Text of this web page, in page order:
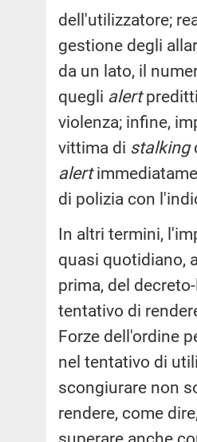
dell'utilizzatore;
gestione degli
da un lato, il
quegli alert
violenza; infine,
vittima di stalking
alert
di polizia con
In altri termini,
quasi quotidiano,
prima, del
tentativo di
Forze dell'ordine
nel tentativo di
scongiurare non
rendere, come